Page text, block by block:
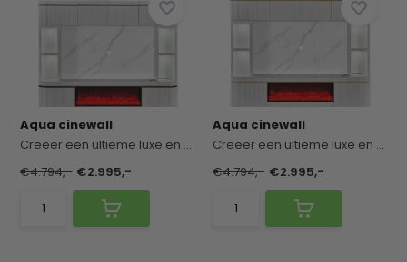
Aqua cinewall
Creëer een ultieme luxe en gezellige sfeer in je...
€4.794,- €2.995,-
Aqua cinewall
Creëer een ultieme luxe en gezellige sfeer in je...
€4.794,- €2.995,-